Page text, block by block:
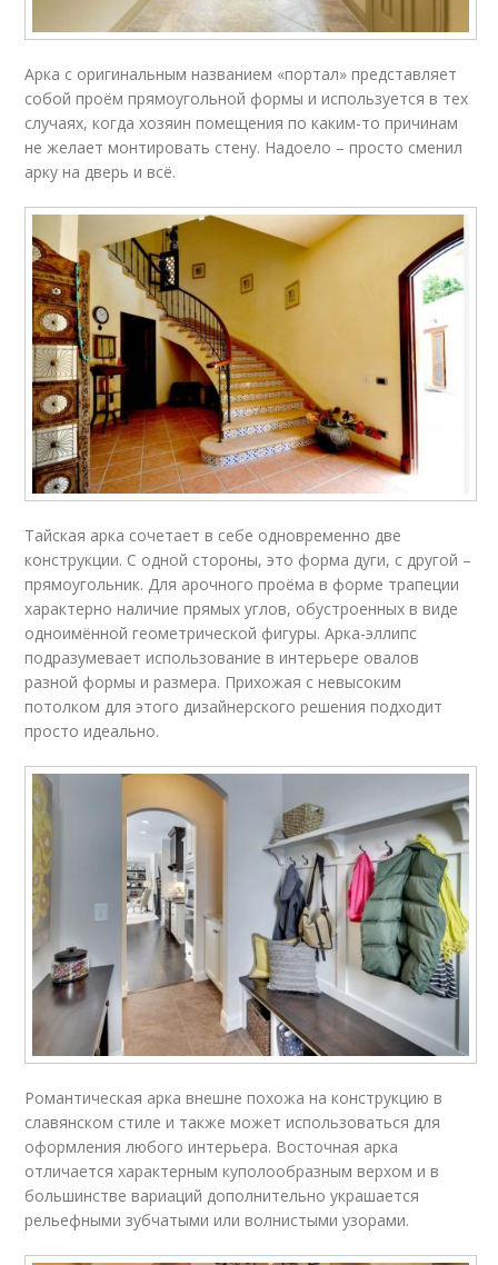
Арка с оригинальным названием «портал» представляет
собой проём прямоугольной формы и используется в тех
случаях, когда хозяин помещения по каким-то причинам
не желает монтировать стену. Надоело – просто сменил
арку на дверь и всё.
Тайская арка сочетает в себе одновременно две
конструкции. С одной стороны, это форма дуги, с другой –
прямоугольник. Для арочного проёма в форме трапеции
характерно наличие прямых углов, обустроенных в виде
одноимённой геометрической фигуры. Арка-эллипс
подразумевает использование в интерьере овалов
разной формы и размера. Прихожая с невысоким
потолком для этого дизайнерского решения подходит
просто идеально.
Романтическая арка внешне похожа на конструкцию в
славянском стиле и также может использоваться для
оформления любого интерьера. Восточная арка
отличается характерным куполообразным верхом и в
большинстве вариаций дополнительно украшается
рельефными зубчатыми или волнистыми узорами.